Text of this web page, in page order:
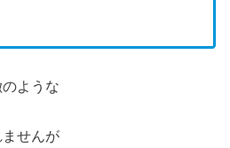
ような
せんが